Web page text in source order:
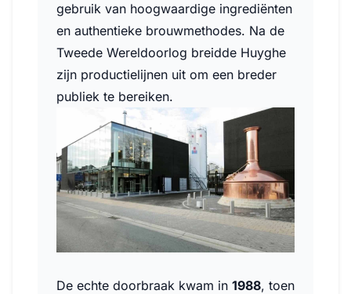
gebruik van hoogwaardige ingrediënten
en authentieke brouwmethodes. Na de
Tweede Wereldoorlog breidde Huyghe
zijn productielijnen uit om een breder
publiek te bereiken.
De echte doorbraak kwam in 1988, toen